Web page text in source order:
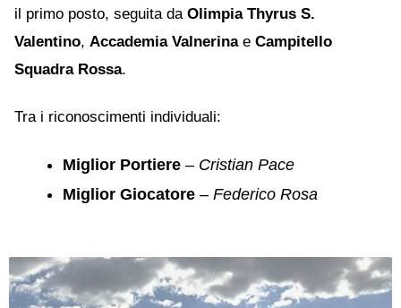
il primo posto, seguita da Olimpia Thyrus S.
Valentino, Accademia Valnerinae Campitello
Squadra Rossa.
Tra i riconoscimenti individuali:
Miglior Portiere – Cristian Pace
Miglior Giocatore – Federico Rosa